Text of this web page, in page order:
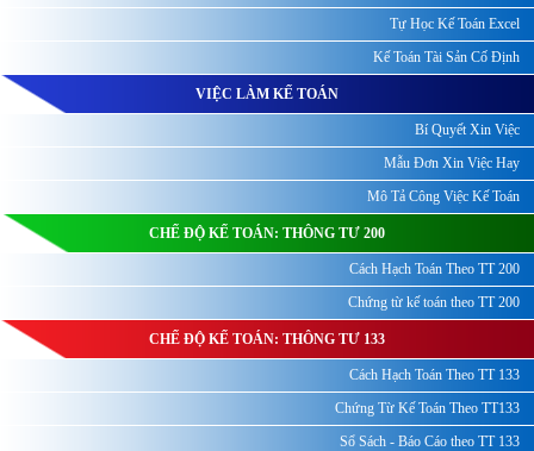
Tự Học Kế Toán Excel
Kế Toán Tài Sản Cố Định
VIỆC LÀM KẾ TOÁN
Bí Quyết Xin Việc
Mẫu Đơn Xin Việc Hay
Mô Tả Công Việc Kế Toán
CHẾ ĐỘ KẾ TOÁN: THÔNG TƯ 200
Cách Hạch Toán Theo TT 200
Chứng từ kế toán theo TT 200
CHẾ ĐỘ KẾ TOÁN: THÔNG TƯ 133
Cách Hạch Toán Theo TT 133
Chứng Từ Kế Toán Theo TT133
Sổ Sách - Báo Cáo theo TT 133